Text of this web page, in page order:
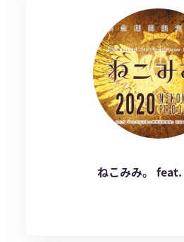
ねこみみ。